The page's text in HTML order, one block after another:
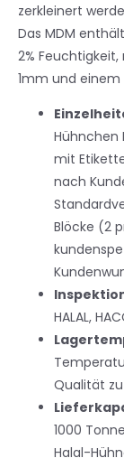
zerkleinert
Das MDM enthält
2%
1mm und
Hühnchen
mit
nach
Blöcke (2
HALAL,
Qualität
1000
Halal-